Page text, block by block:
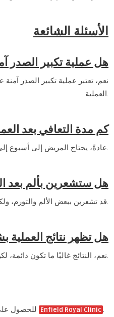
الأسئلة الشائعة
هل عملية تكبير الصدر
نعم، تعتبر عملية تكبير الصدر
العملية.
كم مدة التعافي بعد
عادةً، يحتاج المريض إلى أسبوع إلى أسبوعين للراحة والتعافي، مع ضرورة تجنب الأنشطة الشاقة خلال هذه الفترة.
هل ستشعرين بألم بعد
قد تشعرين ببعض الألم والتورم، ولكنها غالبًا ما تكون مؤقتة ويمكن السيطرة عليها بالأدوية الموصوفة.
هل تظهر نتائج العملية
نعم، النتائج غالبًا ما تكون دائمة، لكن بعض التغييرات مع التقدم في العمر أو الحمل قد تؤثر على المظهر.
للحصول Enfield Royal Clinic.